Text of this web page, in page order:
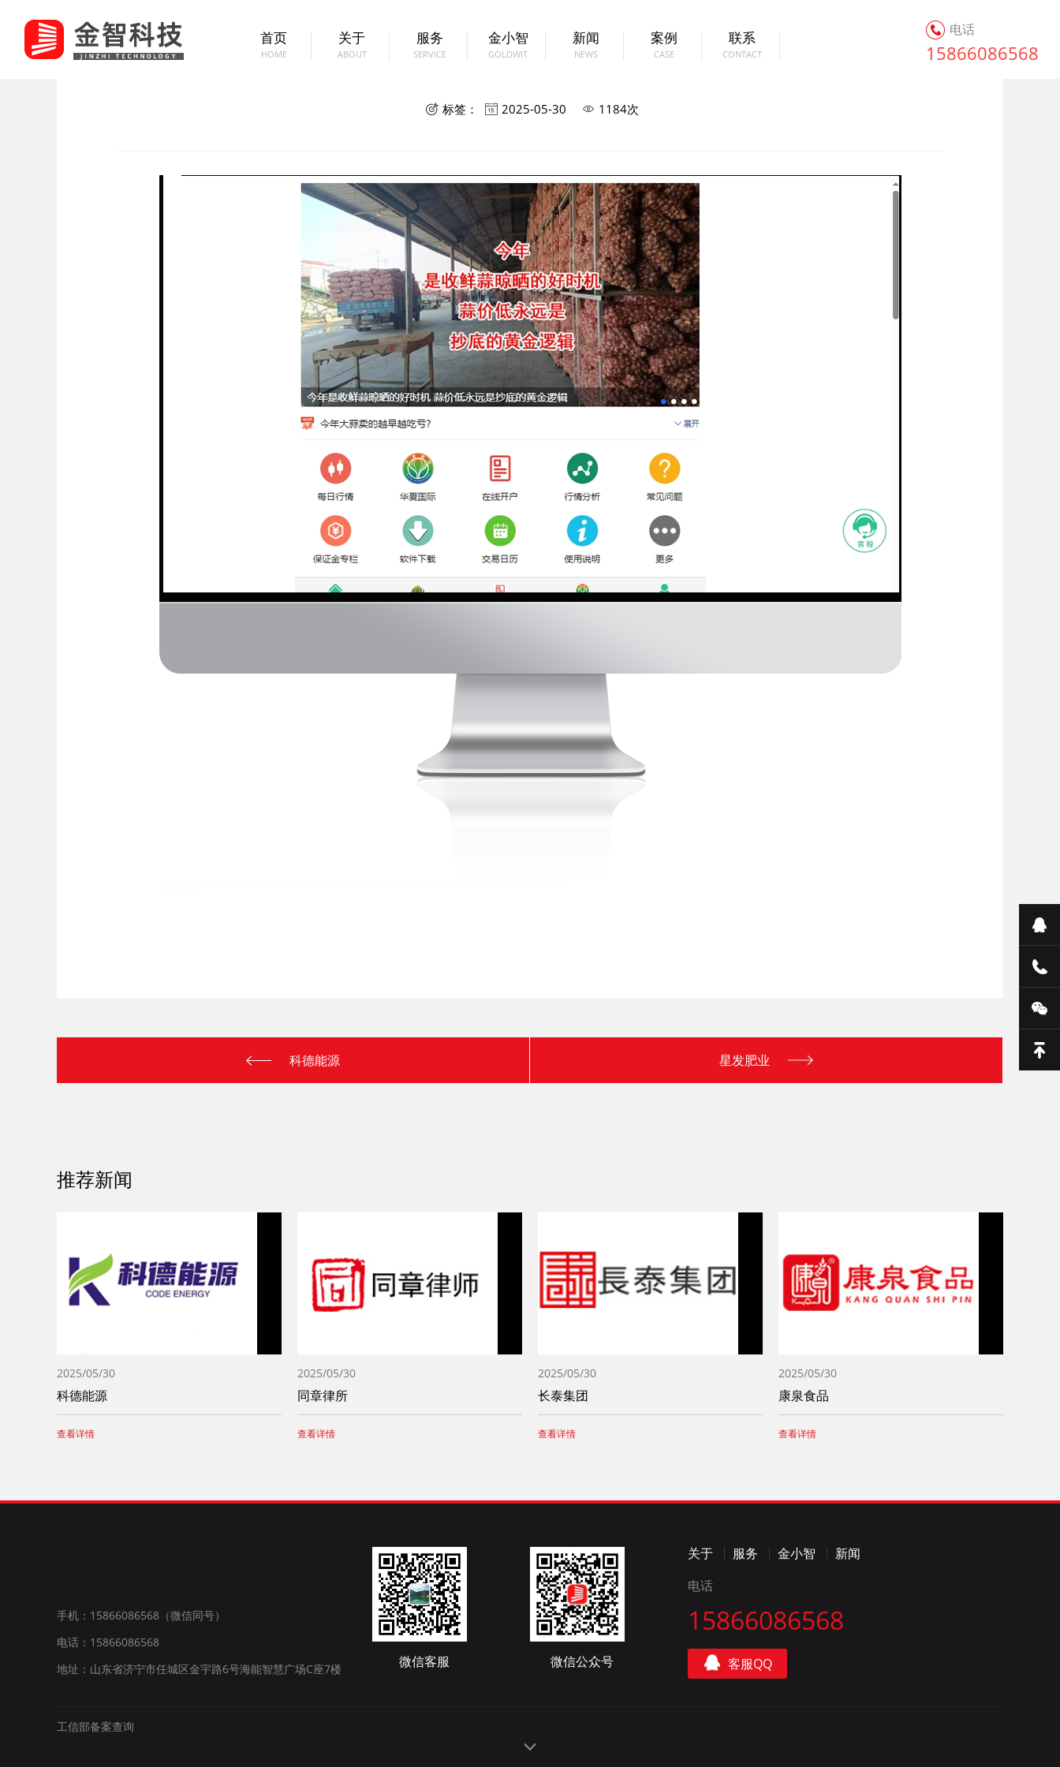
首页
HOME
关于
ABOUT
服务
SERVICE
金小智
GOLDWIT
新闻
NEWS
案例
CASE
联系
CONTACT
电话
15866086568
易投蒜
 标签：  2025-05-30  1184次
科德能源 星发肥业
推荐新闻
2025/05/30
科德能源
查看详情
2025/05/30
同章律所
查看详情
2025/05/30
长泰集团
查看详情
2025/05/30
康泉食品
查看详情
手机：15866086568（微信同号）
电话：15866086568
地址：山东省济宁市任城区金宇路6号海能智慧广场C座7楼
微信客服 微信公众号
关于 服务 金小智
新闻
电话
15866086568
客服QQ
工信部备案查询